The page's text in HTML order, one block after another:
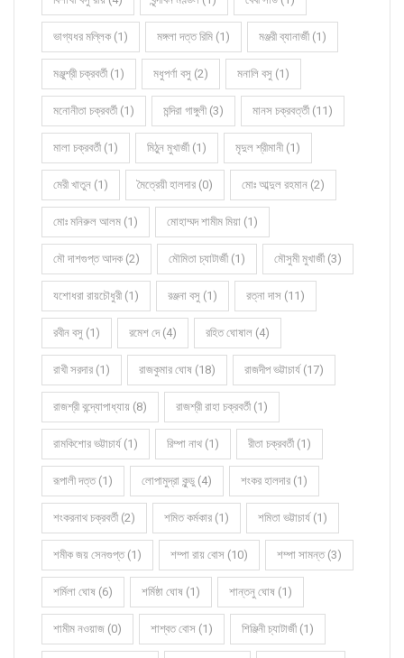
ভাগ্যধর মল্লিক (1) মঙ্গলা দত্ত রিমি (1) মঞ্জরী ব্যানার্জী (1)
মঞ্জুশ্রী চক্রবর্তী (1) মধুপর্ণা বসু (2) মনালি বসু (1)
মনোনীতা চক্রবর্তী (1) মন্দিরা গাঙ্গুলী (3) মানস চক্রবর্ত্তী (11)
মালা চক্রবর্তী (1) মিঠুন মুখার্জী (1) মৃদুল শ্রীমানী (1)
মেরী খাতুন (1) মৈত্রেয়ী হালদার (0) মোঃ আব্দুল রহমান (2)
মোঃ মনিরুল আলম (1) মোহাম্মদ শামীম মিয়া (1)
মৌ দাশগুপ্ত আদক (2) মৌমিতা চ্যাটার্জী (1) মৌসুমী মুখার্জী (3)
যশোধরা রায়চৌধুরী (1) রঞ্জনা বসু (1) রত্না দাস (11)
রবীন বসু (1) রমেশ দে (4) রহিত ঘোষাল (4)
রাখী সরদার (1) রাজকুমার ঘোষ (18) রাজদীপ ভট্টাচার্য (17)
রাজশ্রী বন্দ্যোপাধ্যায় (8) রাজশ্রী রাহা চক্রবর্তী (1)
রামকিশোর ভট্টাচার্য (1) রিম্পা নাথ (1) রীতা চক্রবর্তী (1)
রূপালী দত্ত (1) লোপামুদ্রা কুন্ডু (4) শংকর হালদার (1)
শংকরনাথ চক্রবর্তী (2) শমিত কর্মকার (1) শমিতা ভট্টাচার্য (1)
শমীক জয় সেনগুপ্ত (1) শম্পা রায় বোস (10) শম্পা সামন্ত (3)
শর্মিলা ঘোষ (6) শর্মিষ্ঠা ঘোষ (1) শান্তনু ঘোষ (1)
শামীম নওয়াজ (0) শাশ্বত বোস (1) শিঞ্জিনী চ্যাটার্জী (1)